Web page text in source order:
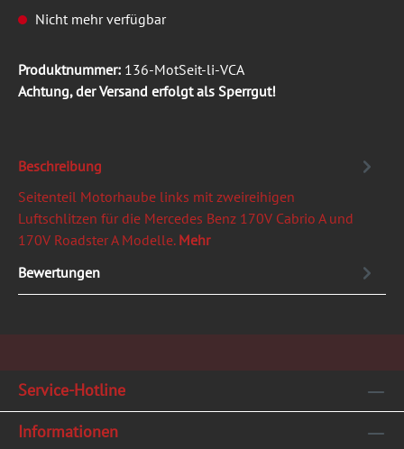
Nicht mehr verfügbar
Produktnummer: 136-MotSeit-li-VCA
Achtung, der Versand erfolgt als Sperrgut!
Beschreibung
Seitenteil Motorhaube links mit zweireihigen
Luftschlitzen für die Mercedes Benz 170V Cabrio A und
170V Roadster A Modelle. Mehr
Bewertungen
Service-Hotline
Informationen